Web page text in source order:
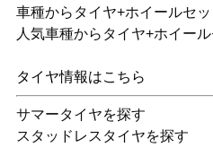
車種からタイヤ+ホイールセ
人気車種からタイヤ+ホイー
タイヤ情報はこちら
サマータイヤを探す
スタッドレスタイヤを探す